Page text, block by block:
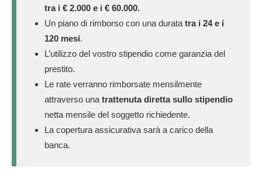
tra i € 2.000 e i € 60.000.
Un piano di rimborso con una durata tra i 24 e i
120 mesi.
L’utilizzo del vostro stipendio come garanzia del
prestito.
Le rate verranno rimborsate mensilmente
attraverso una trattenuta diretta sullo stipendio
netta mensile del soggetto richiedente.
La copertura assicurativa sarà a carico della
banca.